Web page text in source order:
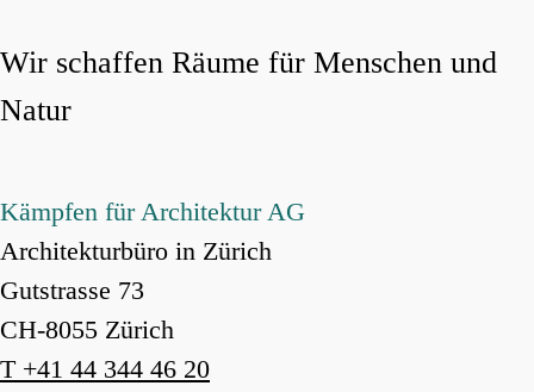
Wir schaffen Räume für Menschen und
Natur
Kämpfen für Architektur AG
Architekturbüro in Zürich
Gutstrasse 73
CH-8055 Zürich
T +41 44 344 46 20